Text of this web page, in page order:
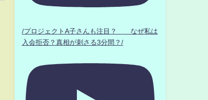
/プロジェクトA子さんも注目？ なぜ私は
入会拒否？真相が刺さる3分間？/